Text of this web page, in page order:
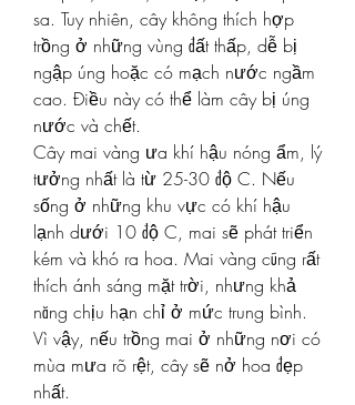
sa. Tuy nhiên, cây không thích hợp
trồng ở những vùng đất thấp, dễ bị
ngập úng hoặc có mạch nước ngầm
cao. Điều này có thể làm cây bị úng
nước và chết.
Cây mai vàng ưa khí hậu nóng ẩm, lý
tưởng nhất là từ 25-30 độ C. Nếu
sống ở những khu vực có khí hậu
lạnh dưới 10 độ C, mai sẽ phát triển
kém và khó ra hoa. Mai vàng cũng rất
thích ánh sáng mặt trời, nhưng khả
năng chịu hạn chỉ ở mức trung bình.
Vì vậy, nếu trồng mai ở những nơi có
mùa mưa rõ rệt, cây sẽ nở hoa đẹp
nhất.